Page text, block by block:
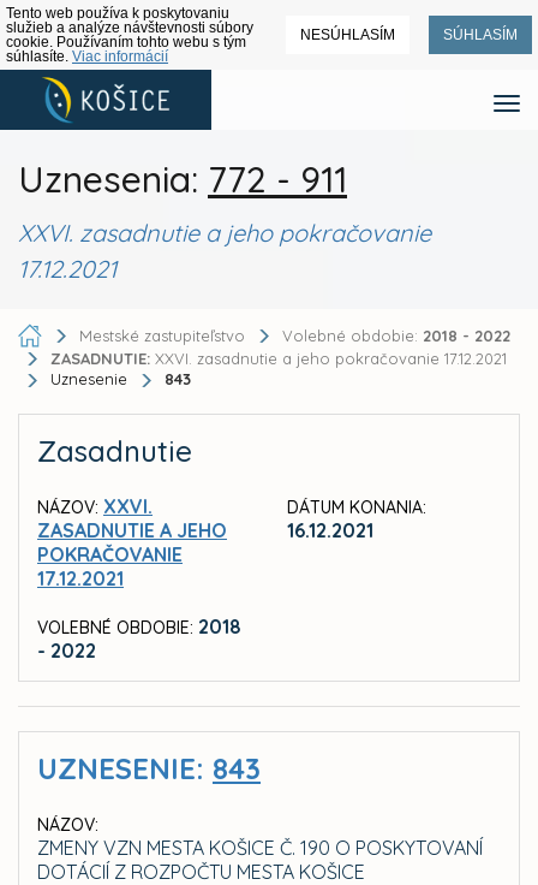
Tento web používa k poskytovaniu
služieb a analýze návštevnosti súbory
cookie. Používaním tohto webu s tým
súhlasíte. Viac informácií
NESÚHLASÍM SÚHLASÍM
Uznesenia: 772 - 911
XXVI. zasadnutie a jeho pokračovanie
17.12.2021
Mestské zastupiteľstvo Volebné obdobie: 2018 - 2022
ZASADNUTIE: XXVI. zasadnutie a jeho pokračovanie 17.12.2021
Uznesenie
843
Zasadnutie
NÁZOV: XXVI.
ZASADNUTIE A JEHO
POKRAČOVANIE
17.12.2021
VOLEBNÉ OBDOBIE: 2018
- 2022
DÁTUM KONANIA:
16.12.2021
UZNESENIE: 843
NÁZOV:
ZMENY VZN MESTA KOŠICE Č. 190 O POSKYTOVANÍ
DOTÁCIÍ Z ROZPOČTU MESTA KOŠICE